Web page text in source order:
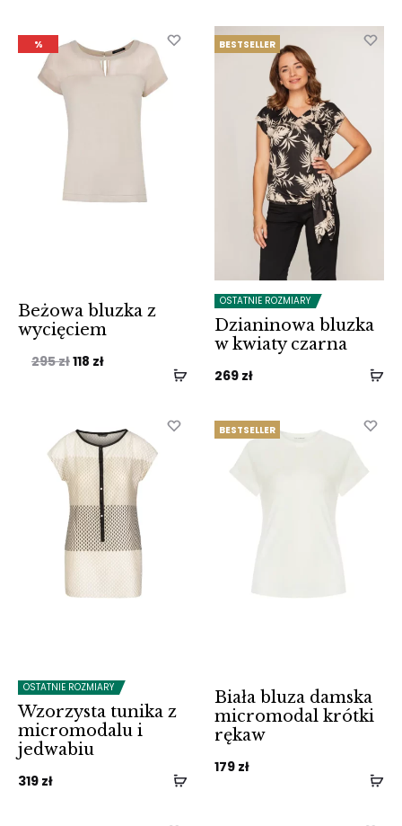
%
Beżowa bluzka z
wycięciem
295złPierwotna
295 zł.
118 złAktualna
118 zł.
BESTSELLER
OSTATNIE ROZMIARY
Dzianinowa bluzka
w kwiaty czarna
269 zł
OSTATNIE ROZMIARY
Wzorzysta tunika z
micromodalu i
jedwabiu
319 zł
BESTSELLER
Biała bluza damska
micromodal krótki
rękaw
179 zł